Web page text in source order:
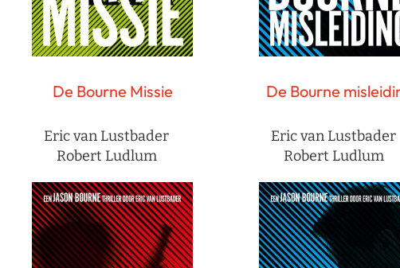
De Bourne Missie
Eric van Lustbader
Robert Ludlum
De Bourne
Eric van Lustbader
Robert Ludlum